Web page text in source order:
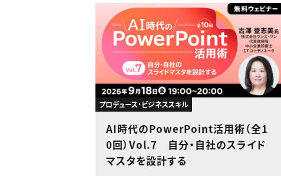
プロデュース・ビジネススキル
AI時代のPowerPoint活用術（全1
0回）Vol.7 自分・自社のスライド
マスタを設計する